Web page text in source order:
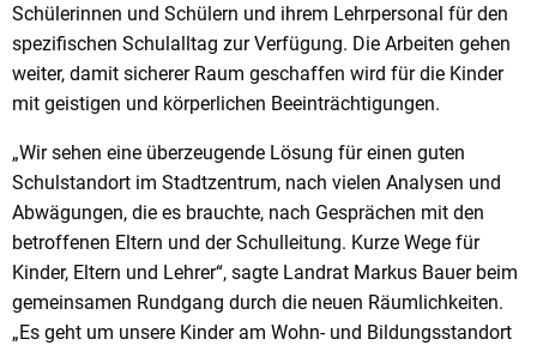
Schülerinnen und Schülern und ihrem Lehrpersonal für den
spezifischen Schulalltag zur Verfügung. Die Arbeiten gehen
weiter, damit sicherer Raum geschaffen wird für die Kinder
mit geistigen und körperlichen Beeinträchtigungen.
„Wir sehen eine überzeugende Lösung für einen guten
Schulstandort im Stadtzentrum, nach vielen Analysen und
Abwägungen, die es brauchte, nach Gesprächen mit den
betroffenen Eltern und der Schulleitung. Kurze Wege für
Kinder, Eltern und Lehrer“, sagte Landrat Markus Bauer beim
gemeinsamen Rundgang durch die neuen Räumlichkeiten.
„Es geht um unsere Kinder am Wohn- und Bildungsstandort